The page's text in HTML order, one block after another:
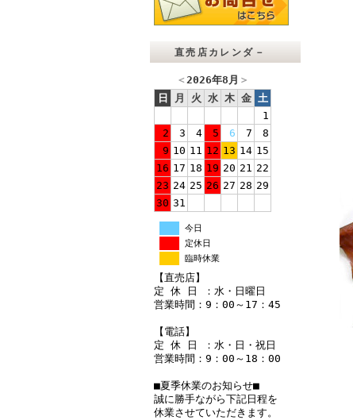
直売店カレンダ－
＜ 2026年8月 ＞
日
月 火 水 木 金 土
1
2
3 4 5 6 7
8
9 10 11 12 13 14 15
16 17 18 19 20 21 22
23 24 25 26 27 28 29
30 31
今日
定休日
臨時休業
【直売店】
定 休 日 ：水・日曜日
営業時間：9：00～17：45
【電話】
定 休 日 ：水・日・祝日
営業時間：9：00～18：00
■夏季休業のお知らせ■
誠に勝手ながら下記日程を
休業させていただきます。